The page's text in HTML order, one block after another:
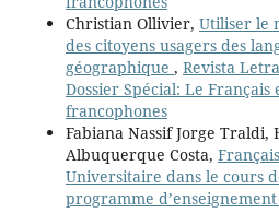
Christian Ollivier, Utiliser le
des citoyens usagers des
géographique , Revista
Dossier Spécial: Le
francophones
Fabiana Nassif Jorge Traldi,
Albuquerque Costa,
Universitaire dans le cours
programme